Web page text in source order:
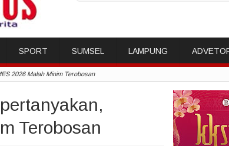
SPORT SUMSEL LAMPUNG
2026 Malah Minim Terobosan
Terobosan